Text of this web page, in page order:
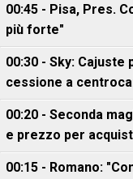
00:45 - Pisa, Pres.
più forte"
00:30 - Sky:
cessione a
00:20 - Seconda
e prezzo per
00:15 - Romano: